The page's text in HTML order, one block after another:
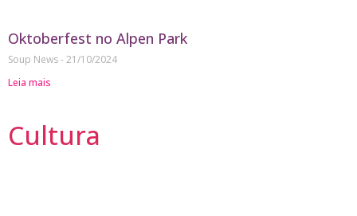
Oktoberfest no Alpen Park
Soup News 21/10/2024
Leia mais
Cultura